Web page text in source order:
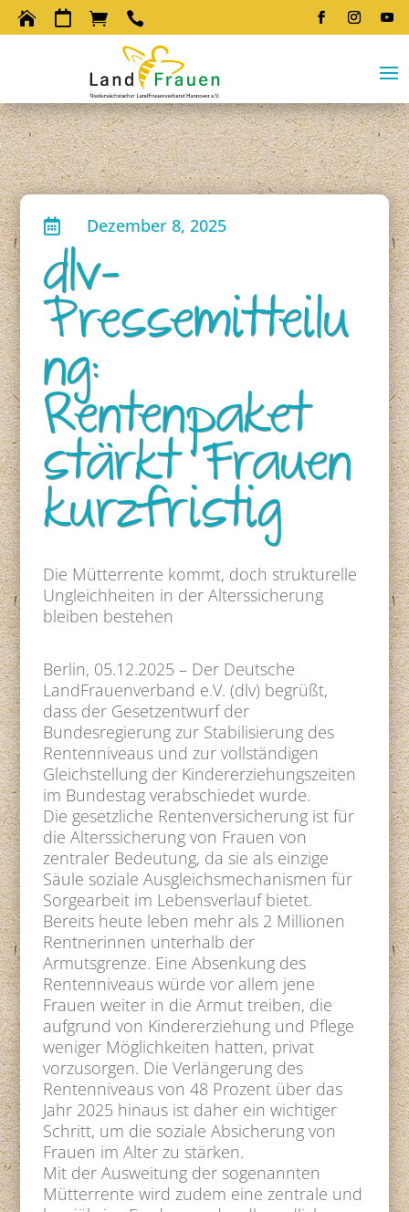
   
 Dezember 8, 2025
dlv-
Pressemitteilu
ng:
Rentenpaket
stärkt Frauen
kurzfristig
Die Mütterrente kommt, doch strukturelle
Ungleichheiten in der Alterssicherung
bleiben bestehen
Berlin, 05.12.2025 – Der Deutsche
LandFrauenverband e.V. (dlv) begrüßt,
dass der Gesetzentwurf der
Bundesregierung zur Stabilisierung des
Rentenniveaus und zur vollständigen
Gleichstellung der Kindererziehungszeiten
im Bundestag verabschiedet wurde.
Die gesetzliche Rentenversicherung ist für
die Alterssicherung von Frauen von
zentraler Bedeutung, da sie als einzige
Säule soziale Ausgleichsmechanismen für
Sorgearbeit im Lebensverlauf bietet.
Bereits heute leben mehr als 2 Millionen
Rentnerinnen unterhalb der
Armutsgrenze. Eine Absenkung des
Rentenniveaus würde vor allem jene
Frauen weiter in die Armut treiben, die
aufgrund von Kindererziehung und Pflege
weniger Möglichkeiten hatten, privat
vorzusorgen. Die Verlängerung des
Rentenniveaus von 48 Prozent über das
Jahr 2025 hinaus ist daher ein wichtiger
Schritt, um die soziale Absicherung von
Frauen im Alter zu stärken.
Mit der Ausweitung der sogenannten
Mütterrente wird zudem eine zentrale und